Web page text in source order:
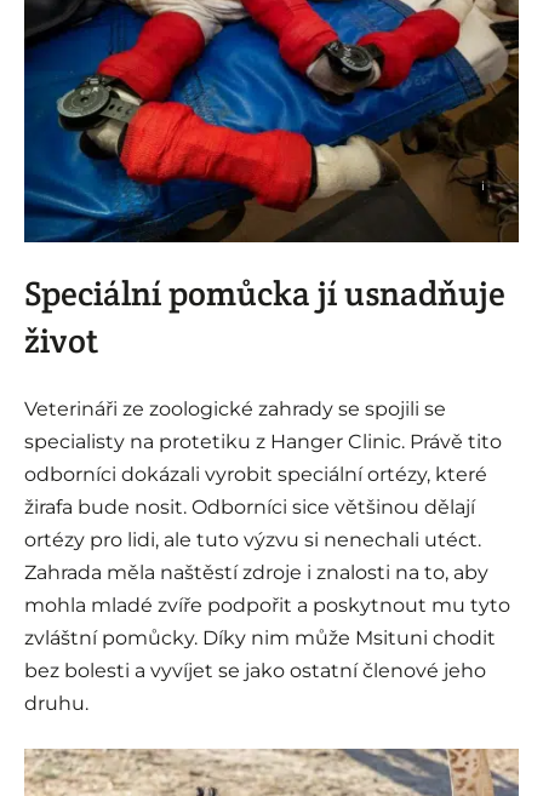
i
Speciální pomůcka jí usnadňuje
život
Veterináři ze zoologické zahrady se spojili se
specialisty na protetiku z Hanger Clinic. Právě tito
odborníci dokázali vyrobit speciální ortézy, které
žirafa bude nosit. Odborníci sice většinou dělají
ortézy pro lidi, ale tuto výzvu si nenechali utéct.
Zahrada měla naštěstí zdroje i znalosti na to, aby
mohla mladé zvíře podpořit a poskytnout mu tyto
zvláštní pomůcky. Díky nim může Msituni chodit
bez bolesti a vyvíjet se jako ostatní členové jeho
druhu.